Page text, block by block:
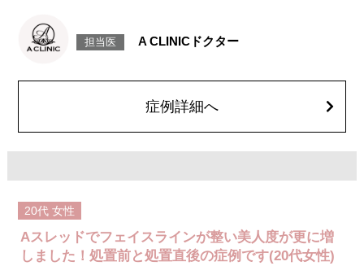
とがございます。また、稀ではありますが、施術部位の細菌感染症、皮膚
のよれ、繊維の突出などが生じることがございます。化膿止め・痛み止め
費用：1部位 184,800円(税込)
オプション：笑気麻酔 3,300円(税込)
担当医 A CLINICドクター
症例詳細へ
20代 女性
Aスレッドでフェイスラインが整い美人度が更に増
しました！処置前と処置直後の症例です(20代女性)